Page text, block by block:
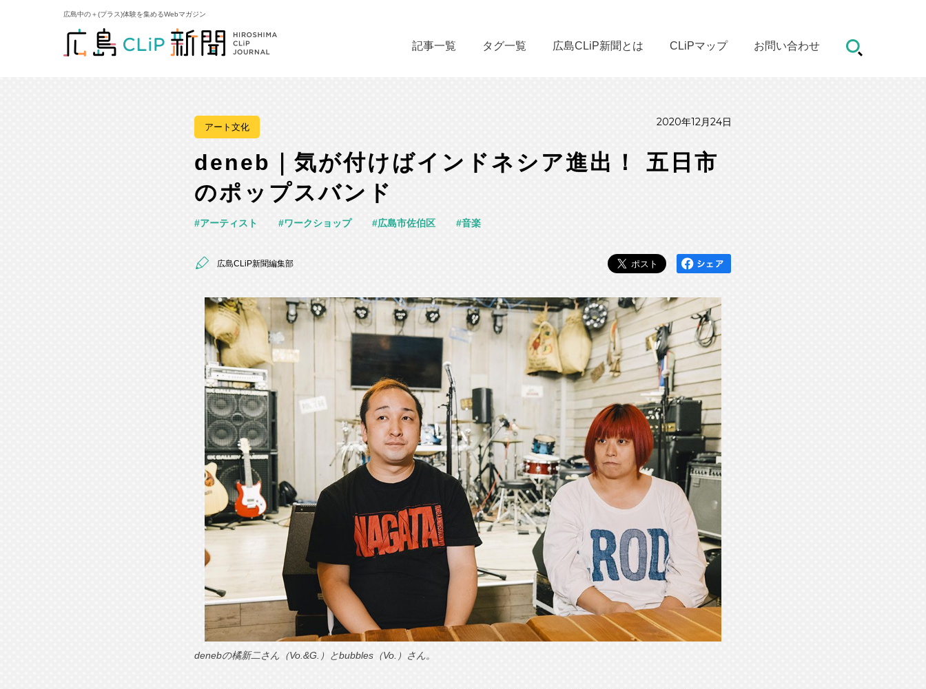
広島中の＋(プラス)体験を集めるWebマガジン
記事一覧 タグ一覧 広島CLiP新聞とは CLiPマップ お問い合わせ
アート文化 2020年12月24日
deneb｜気が付けばインドネシア進出！ 五日市
のポップスバンド
アーティスト ワークショップ 広島市佐伯区 音楽
広島CLiP新聞編集部
denebの橘新二さん（Vo.&G.）とbubbles（Vo.）さん。